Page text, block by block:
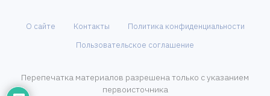
О сайте Контакты
Политика конфиденциальности
Пользовательское соглашение
Перепечатка материалов разрешена только с указанием
первоисточника